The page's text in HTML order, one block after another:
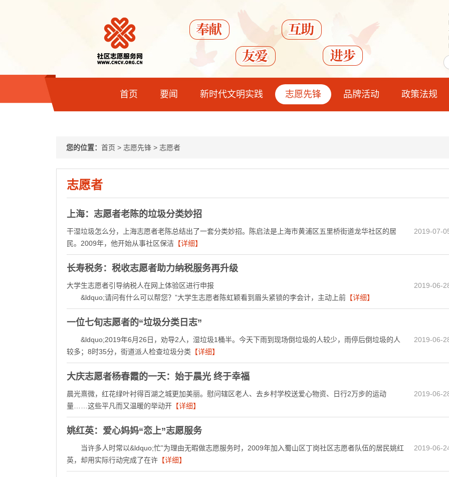
首页 要闻 新时代文明实践 志愿先锋 品牌活动 政策法规
您的位置： 首页 > 志愿先锋 > 志愿者
志愿者
上海：志愿者老陈的垃圾分类妙招
2019-07-
干湿垃圾怎么分，上海志愿者老陈总结出了一套分类妙招。陈启法是上海市黄浦区五里桥街道龙华社区的居
民。2009年，他开始从事社区保洁 【详细】
长寿税务：税收志愿者助力纳税服务再升级
2019-06-
大学生志愿者引导纳税人在网上体验区进行申报
&ldquo;请问有什么可以帮您？”大学生志愿者陈虹颖看到眉头紧锁的李会计，主动上前 【详细】
一位七旬志愿者的“垃圾分类日志”
2019-06-
&ldquo;2019年6月26日，劝导2人，湿垃圾1桶半。今天下雨到现场倒垃圾的人较少，雨停后倒垃圾的人
较多；8时35分，街道派人检查垃圾分类 【详细】
大庆志愿者杨春霞的一天：始于晨光 终于幸福
2019-06-
晨光熹微，红花绿叶衬得百湖之城更加美丽。慰问辖区老人、去乡村学校送爱心物资、日行2万步的运动
量……这些平凡而又温暖的举动开 【详细】
姚红英：爱心妈妈“恋上”志愿服务
2019-06-
当许多人时常以&ldquo;忙”为理由无暇做志愿服务时，2009年加入蜀山区丁岗社区志愿者队伍的居民姚红
英，却用实际行动完成了在许 【详细】